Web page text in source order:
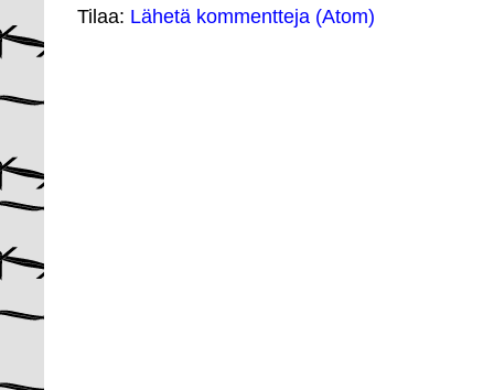
Tilaa: Lähetä kommentteja (Atom)